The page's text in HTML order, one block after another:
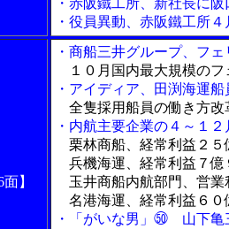
・赤阪鐵工所、新社長に
・役員異動、赤阪鐵工所
】
・商船三井グループ、フ
１０月国内最大規模のフ
・アイディア、田渕海運
全隻採用船員の働き方改
・内航主要企業の４～１
栗林商船、経常利益２５
兵機海運、経常利益７億
玉井商船内航部門、営業
名港海運、経常利益６０
・「がいな男」㊿ 山下